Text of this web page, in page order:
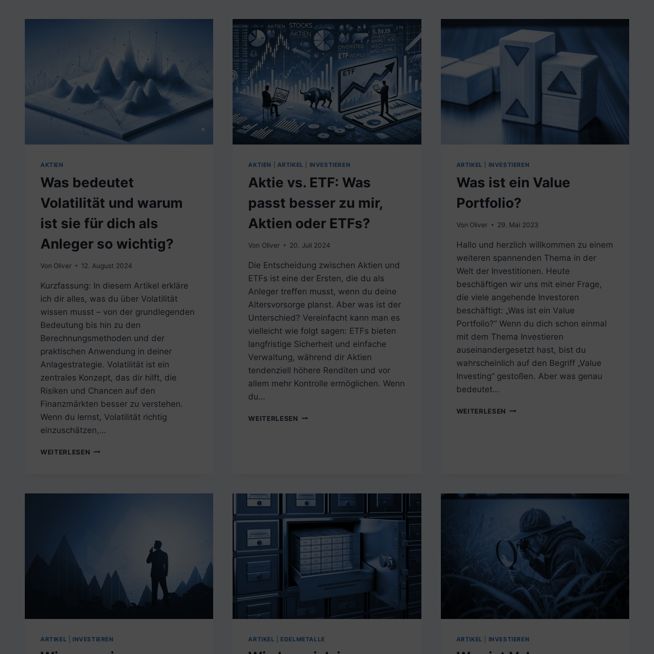
AKTIEN
Was bedeutet
Volatilität und warum
ist sie für dich als
Anleger so wichtig?
Von Oliver 12. August 2024
Kurzfassung: In diesem Artikel erkläre
ich dir alles, was du über Volatilität
wissen musst – von der grundlegenden
Bedeutung bis hin zu den
Berechnungsmethoden und der
praktischen Anwendung in deiner
Anlagestrategie. Volatilität ist ein
zentrales Konzept, das dir hilft, die
Risiken und Chancen auf den
Finanzmärkten besser zu verstehen.
Wenn du lernst, Volatilität richtig
einzuschätzen,…
WEITERLESEN WAS
WICHTIG?
AKTIEN ARTIKEL INVESTIEREN
Aktie vs. ETF: Was
passt besser zu mir,
Aktien oder ETFs?
Von Oliver 20. Juli 2024
Die Entscheidung zwischen Aktien und
ETFs ist eine der Ersten, die du als
Anleger treffen musst, wenn du deine
Altersvorsorge planst. Aber was ist der
Unterschied? Vereinfacht kann man es
vielleicht wie folgt sagen: ETFs bieten
langfristige Sicherheit und einfache
Verwaltung, während dir Aktien
tendenziell höhere Renditen und vor
allem mehr Kontrolle ermöglichen. Wenn
du…
WEITERLESEN AKTIE
AKTIEN
ODER
ETFS?
ARTIKEL INVESTIEREN
Was ist ein Value
Portfolio?
Von Oliver 29. Mai 2023
Hallo und herzlich willkommen zu einem
weiteren spannenden Thema in der
Welt der Investitionen. Heute
beschäftigen wir uns mit einer Frage,
die viele angehende Investoren
beschäftigt: „Was ist ein Value
Portfolio?“ Wenn du dich schon einmal
mit dem Thema Investieren
auseinandergesetzt hast, bist du
wahrscheinlich auf den Begriff „Value
Investing“ gestoßen. Aber was genau
bedeutet…
WEITERLESEN WAS
ARTIKEL INVESTIEREN ARTIKEL EDELMETALLE ARTIKEL INVESTIEREN